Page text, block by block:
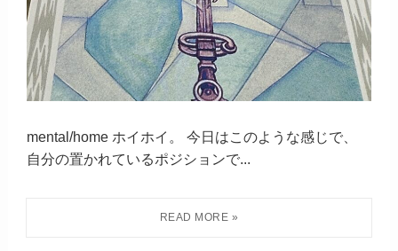
mental/home ホイホイ。 今日はこのような感じで、
自分の置かれているポジションで...